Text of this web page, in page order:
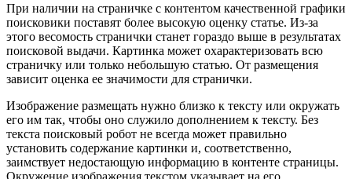
При наличии на страничке с контентом качественной графики
поисковики поставят более высокую оценку статье. Из-за
этого весомость странички станет гораздо выше в результатах
поисковой выдачи. Картинка может охарактеризовать всю
страничку или только небольшую статью. От размещения
зависит оценка ее значимости для странички.
Изображение размещать нужно близко к тексту или окружать
его им так, чтобы оно служило дополнением к тексту. Без
текста поисковый робот не всегда может правильно
установить содержание картинки и, соответственно,
заимствует недостающую информацию в контенте страницы.
Окружение изображения текстом указывает на его